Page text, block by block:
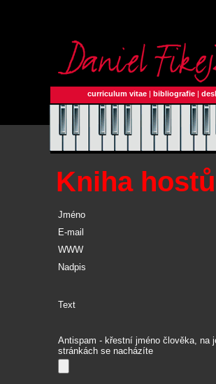
curriculum vitae | bibliografie |
Kniha hostů
Jméno
E-mail
WWW
Nadpis
Text
Antispam - křestní jméno člověka, na
stránkách se nacházíte